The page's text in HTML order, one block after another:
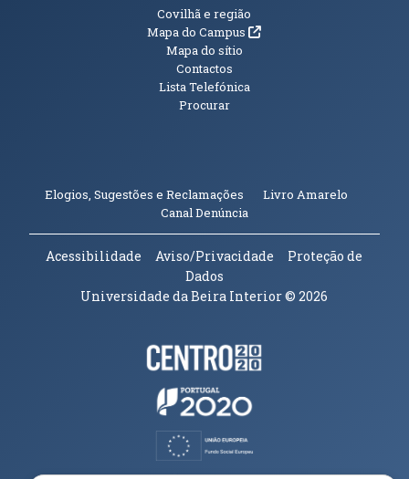
Informações Adicionais
Covilhã e região
Mapa do Campus(abre em nova janela)
Mapa do sítio
Contactos
Lista Telefónica
Procurar
Elogios, Sugestões e Reclamações Livro Amarelo
Canal Denúncia(abre em nova janela)
Acessibilidade Aviso/Privacidade
Proteção de
Dados
Universidade da Beira Interior© 2026
Parceiros e Financiadores